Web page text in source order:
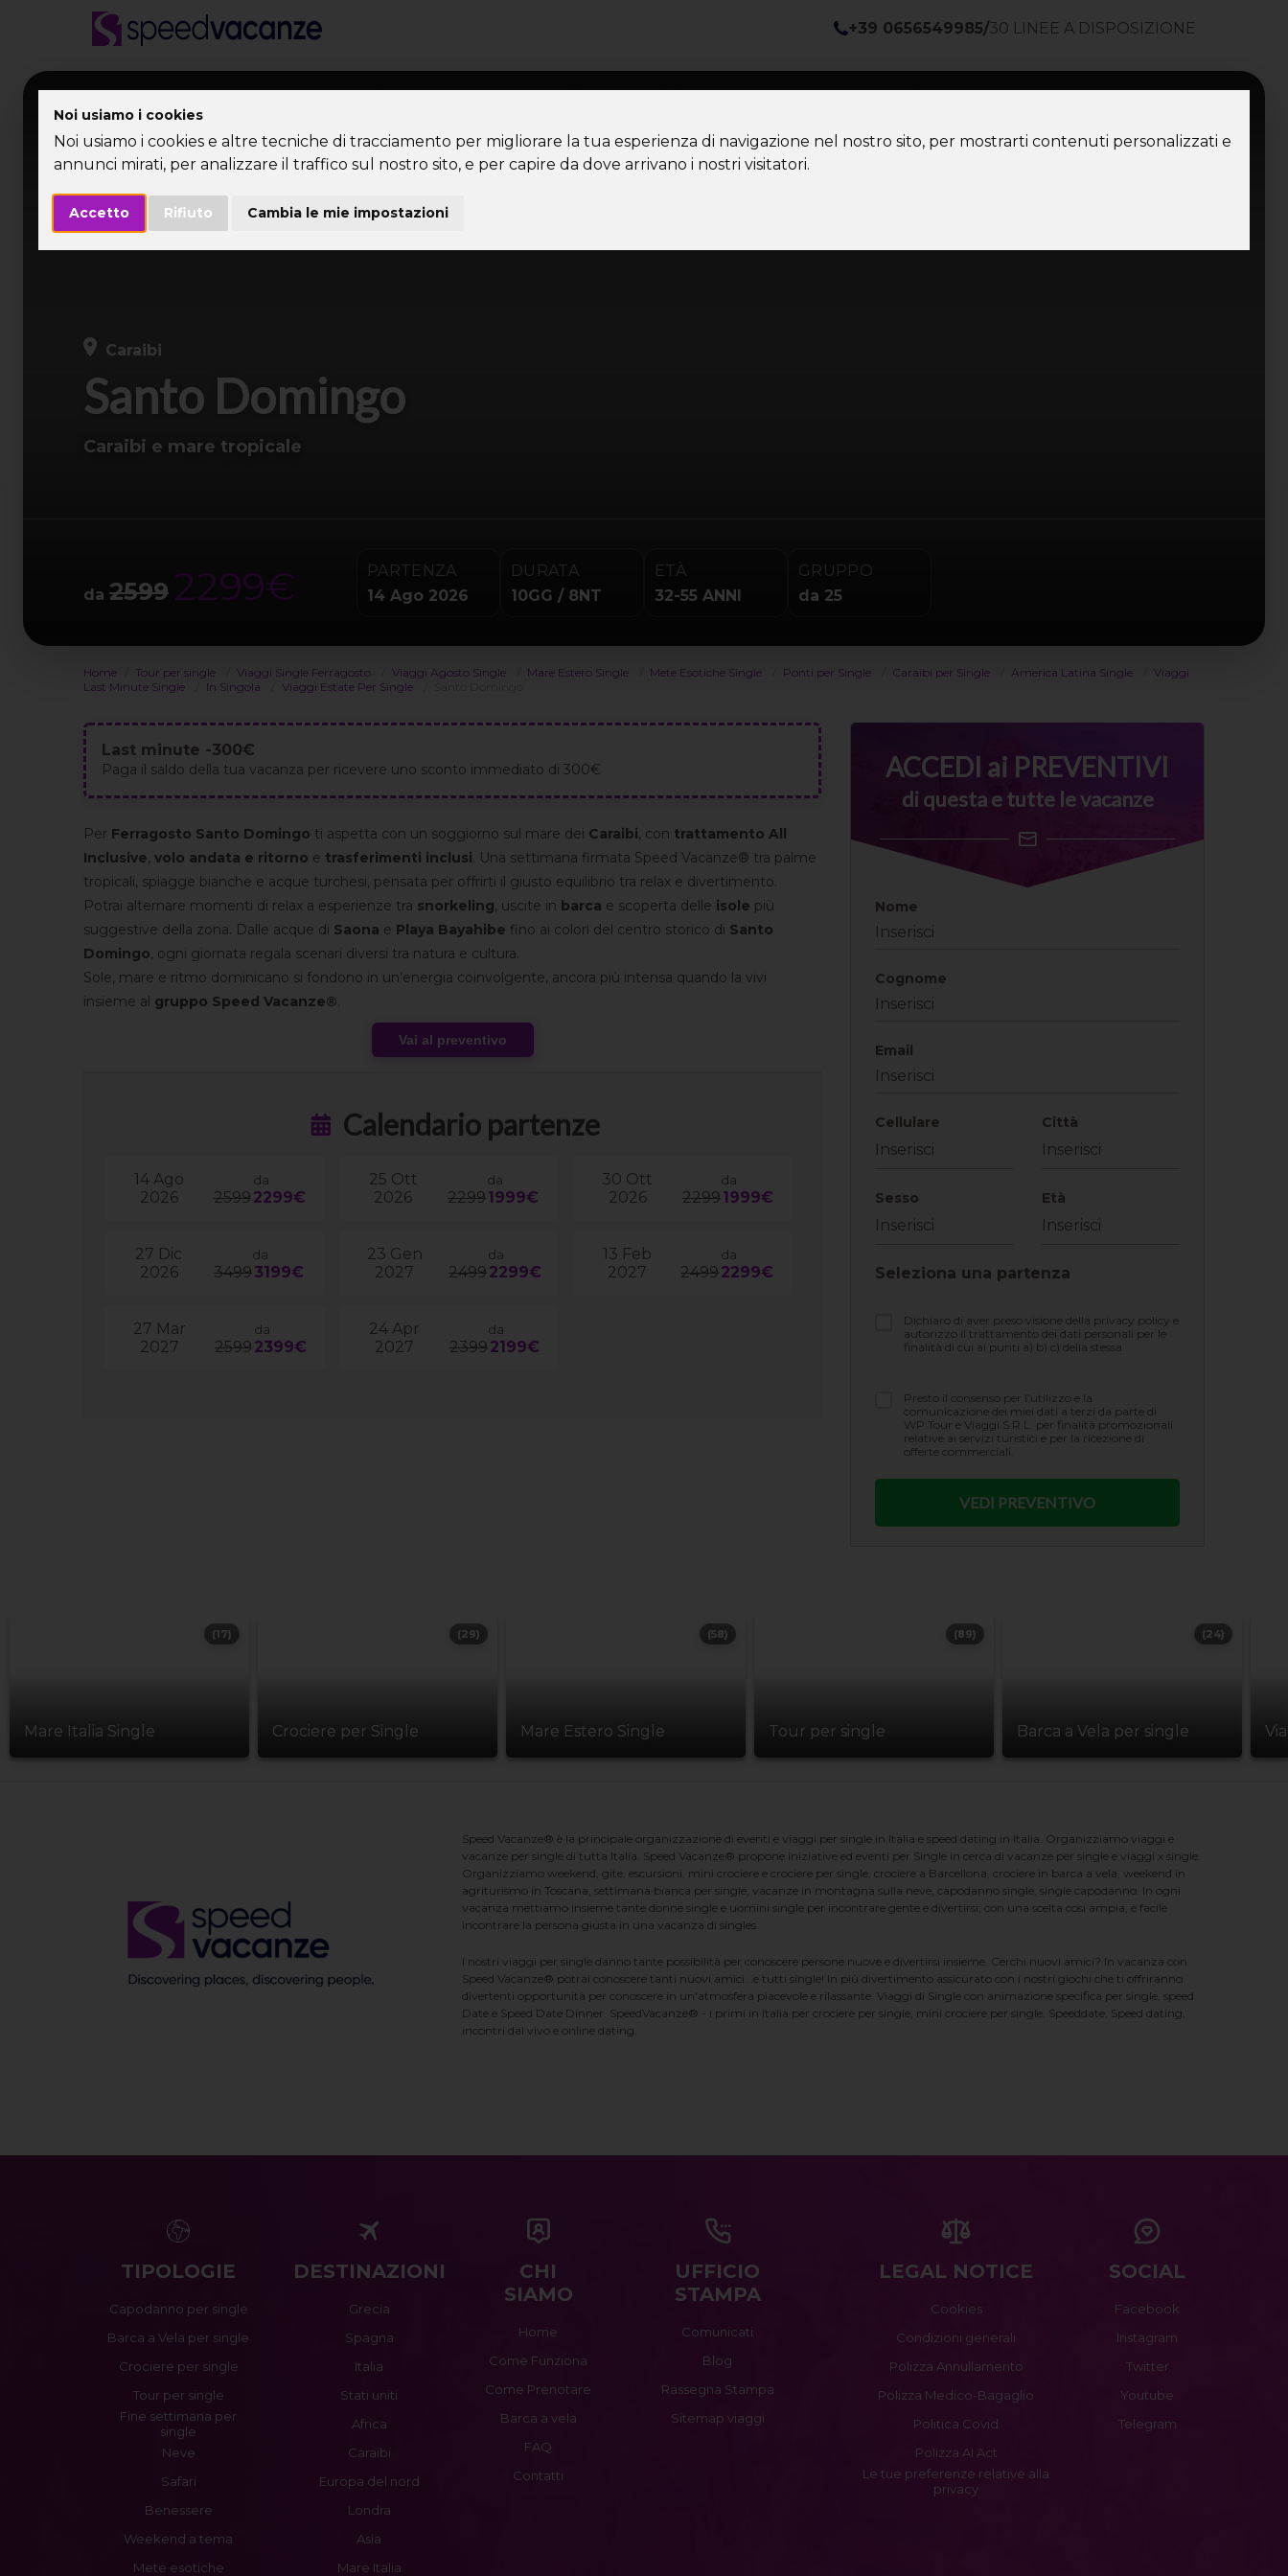
Noi usiamo i cookies
Noi usiamo i cookies e altre tecniche di tracciamento per migliorare la tua esperienza di navigazione nel nostro sito, per mostrarti contenuti personalizzati e
annunci mirati, per analizzare il traffico sul nostro sito, e per capire da dove arrivano i nostri visitatori.
Accetto Rifiuto Cambia le mie impostazioni
+39 0656549985/30 LINEE A DISPOSIZIONE
Caraibi
Santo Domingo
Caraibi e mare tropicale
da 2599 2299€
PARTENZA
14 Ago 2026
DURATA
10GG / 8NT
ETÀ
32-55 ANNI
GRUPPO
da 25
Home Tour per single Viaggi Single Ferragosto Viaggi Agosto Single Mare Estero Single Mete Esotiche Single Ponti per Single Caraibi per Single America Latina Single
Viaggi
Last Minute Single
In Singola Viaggi Estate Per Single
Last minute -300€
Paga il saldo della tua vacanza per ricevere uno sconto immediato di 300€
Per Ferragosto Santo Domingo ti aspetta con un soggiorno sul mare dei Caraibi, con trattamento All
Inclusive, volo andata e ritorno e trasferimenti inclusi. Una settimana firmata Speed Vacanze® tra palme
tropicali, spiagge bianche e acque turchesi, pensata per offrirti il giusto equilibrio tra relax e divertimento.
Potrai alternare momenti di relax a esperienze tra snorkeling, uscite in barca e scoperta delle isole più
suggestive della zona. Dalle acque di Saona e Playa Bayahibe fino ai colori del centro storico di Santo
Domingo, ogni giornata regala scenari diversi tra natura e cultura.
Sole, mare e ritmo dominicano si fondono in un’energia coinvolgente, ancora più intensa quando la vivi
insieme al gruppo Speed Vacanze®.
Vai al preventivo
Calendario partenze
14 Ago
2026
da
2599 2299€
25 Ott
2026
da
22991999€
30 Ott
2026
da
22991999€
27 Dic
2026
da
34993199€
23 Gen
2027
da
24992299€
13 Feb
2027
da
24992299€
27 Mar
2027
da
2599 2399€
24 Apr
2027
da
23992199€
ACCEDI ai PREVENTIVI
di questa e tutte le vacanze
Nome
Cognome
Email
Cellulare Città
Sesso Età
Seleziona una partenza
Dichiaro di aver preso visione della privacy policy e
autorizzo il trattamento dei dati personali per le
finalità di cui ai punti a) b) c) della stessa.
Presto il consenso per l’utilizzo e la
comunicazione dei miei dati a terzi da parte di
WP Tour e Viaggi S.R.L. per finalità promozionali
relative ai servizi turistici e per la ricezione di
offerte commerciali.
Mare Italia Single
(17)
Crociere per Single
(29)
Mare Estero Single
(58)
Tour per single
(89)
Barca a Vela per single
(24)
Speed Vacanze® è la principale organizzazione di eventi e viaggi per single in Italia e speed dating in Italia. Organizziamo viaggi e
vacanze per single di tutta Italia. Speed Vacanze® propone iniziative ed eventi per Single in cerca di vacanze per single e viaggi x single.
Organizziamo weekend, gite, escursioni, mini crociere e crociere per single, crociere a Barcellona, crociere in barca a vela, weekend in
agriturismo in Toscana, settimana bianca per single, vacanze in montagna sulla neve, capodanno single, single capodanno. In ogni
vacanza mettiamo insieme tante donne single e uomini single per incontrare gente e divertirsi; con una scelta cosi ampia, è facile
incontrare la persona giusta in una vacanza di singles.
I nostri viaggi per single danno tante possibilità per conoscere persone nuove e divertirsi insieme. Cerchi nuovi amici? In vacanza con
Speed Vacanze® potrai conoscere tanti nuovi amici...e tutti single! In più divertimento assicurato con i nostri giochi che ti offriranno
divertenti opportunità per conoscere in un'atmosfera piacevole e rilassante. Viaggi di Single con animazione specifica per single, speed
Date e Speed Date Dinner. SpeedVacanze® - i primi in Italia per crociere per single, mini crociere per single, Speeddate, Speed dating,
incontri dal vivo e online dating.
TIPOLOGIE
Capodanno per single
Barca a Vela per single
Crociere per single
Tour per single
Fine settimana per
single
Neve
Safari
Benessere
Weekend a tema
Mete esotiche
DESTINAZIONI
Grecia
Spagna
Italia
Stati uniti
Africa
Caraibi
Europa del nord
Londra
Asia
Mare Italia
CHI
SIAMO
Home
Come Funziona
Come Prenotare
Barca a vela
FAQ
Contatti
UFFICIO
STAMPA
Comunicati
Blog
Rassegna Stampa
Sitemap viaggi
LEGAL NOTICE
Cookies
Condizioni generali
Polizza Annullamento
Polizza Medico-Bagaglio
Politica Covid
Polizza AI Act
Le tue preferenze relative alla
privacy
SOCIAL
Facebook
Instagram
Twitter
Youtube
Telegram